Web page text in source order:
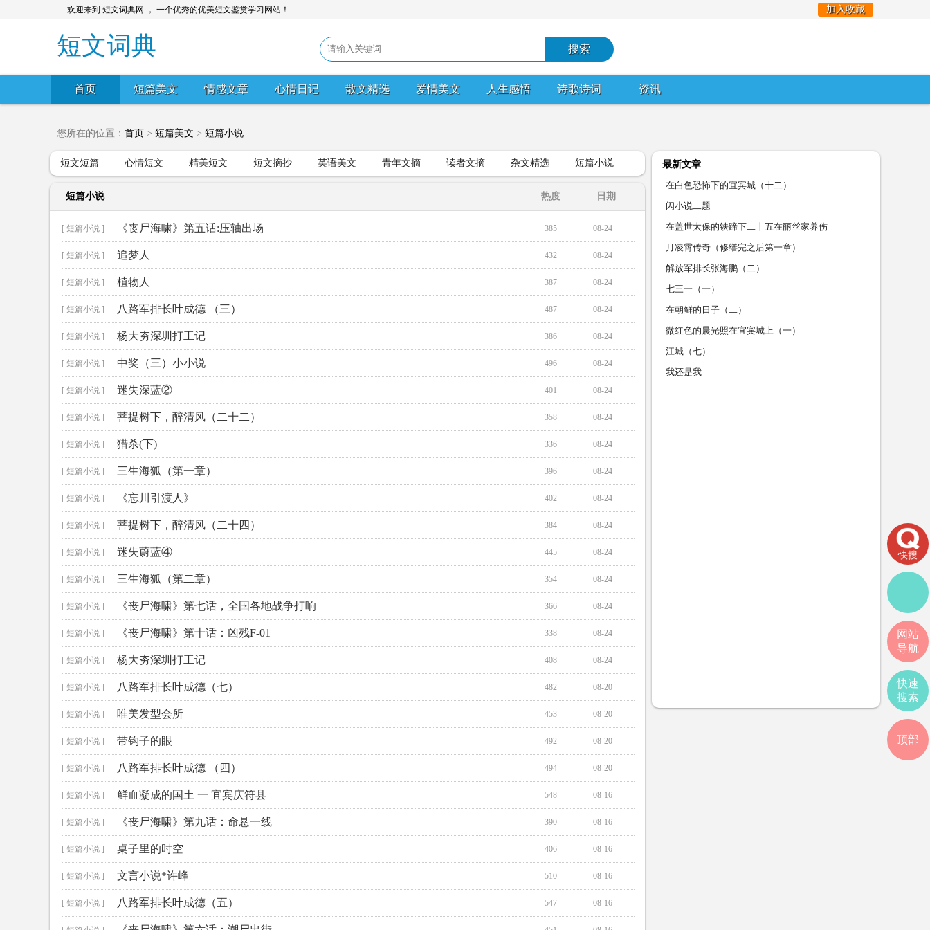
欢迎来到 短文词典网 ， 一个优秀的优美短文鉴赏学习网站！ 加入收藏
短文词典
首页 短篇美文 情感文章 心情日记 散文精选 爱情美文 人生感悟 诗歌诗词 资讯
您所在的位置： 首页 > 短篇美文 > 短篇小说
短文短篇 心情短文 精美短文 短文摘抄 英语美文 青年文摘 读者文摘 杂文精选 短篇小说
短篇小说 日期
热度
[ 短篇小说 ] 《丧尸海啸》第五话:压轴出场 08-24
385
[ 短篇小说 ] 追梦人 08-24
432
[ 短篇小说 ] 植物人 08-24
387
[ 短篇小说 ] 八路军排长叶成德 （三） 08-24
487
[ 短篇小说 ] 杨大夯深圳打工记 08-24
386
[ 短篇小说 ] 中奖（三）小小说 08-24
496
[ 短篇小说 ] 迷失深蓝② 08-24
401
[ 短篇小说 ] 菩提树下，醉清风（二十二） 08-24
358
[ 短篇小说 ] 猎杀(下) 08-24
336
[ 短篇小说 ] 三生海狐（第一章） 08-24
396
[ 短篇小说 ] 《忘川引渡人》 08-24
402
[ 短篇小说 ] 菩提树下，醉清风（二十四） 08-24
384
[ 短篇小说 ] 迷失蔚蓝④ 08-24
445
[ 短篇小说 ] 三生海狐（第二章） 08-24
354
[ 短篇小说 ] 《丧尸海啸》第七话，全国各地战争打响 08-24
366
[ 短篇小说 ] 《丧尸海啸》第十话：凶残F-01 08-24
338
[ 短篇小说 ] 杨大夯深圳打工记 08-24
408
[ 短篇小说 ] 八路军排长叶成德（七） 08-20
482
[ 短篇小说 ] 唯美发型会所 08-20
453
[ 短篇小说 ] 带钩子的眼 08-20
492
[ 短篇小说 ] 八路军排长叶成德 （四） 08-20
494
[ 短篇小说 ] 鲜血凝成的国土 一 宜宾庆符县 08-16
548
[ 短篇小说 ] 《丧尸海啸》第九话：命悬一线 08-16
390
[ 短篇小说 ] 桌子里的时空 08-16
406
[ 短篇小说 ] 文言小说*许峰 08-16
510
[ 短篇小说 ] 八路军排长叶成德（五） 08-16
547
最新文章
在白色恐怖下的宜宾城（十二）
闪小说二题
在盖世太保的铁蹄下二十五在丽丝家养伤
月凌霄传奇（修缮完之后第一章）
解放军排长张海鹏（二）
七三一（一）
在朝鲜的日子（二）
微红色的晨光照在宜宾城上（一）
江城（七）
我还是我
快搜
网站
导航
快速
搜索
顶部